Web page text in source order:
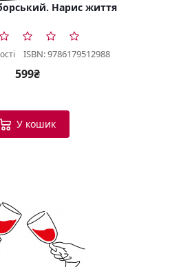
Нарис життя
ISBN: 9786179512988
599₴
У кошик